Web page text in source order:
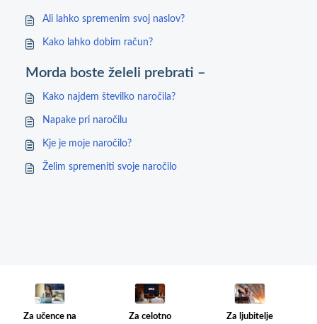
Ali lahko spremenim svoj naslov?
Kako lahko dobim račun?
Morda boste želeli prebrati –
Kako najdem številko naročila?
Napake pri naročilu
Kje je moje naročilo?
Želim spremeniti svoje naročilo
Za učence na
Za celotno
Za ljubitelje